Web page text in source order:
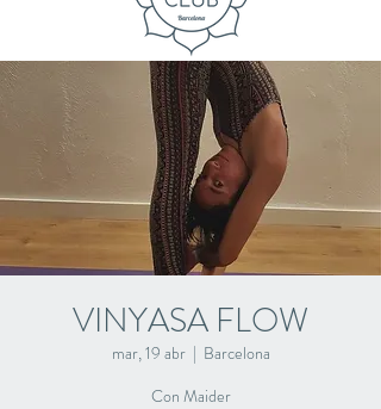
VINYASA FLOW
mar, 19 abr
  |
Barcelona
Con Maider